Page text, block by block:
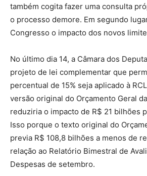
também cogita fazer uma consulta
o processo demore. Em segundo
Congresso o impacto dos novos
No último dia 14, a Câmara dos
projeto de lei complementar que
percentual de 15% seja aplicado à
versão original do Orçamento Geral
reduziria o impacto de R$ 21 bilhões
Isso porque o texto original do
previa R$ 108,8 bilhões a menos de
relação ao Relatório Bimestral de
Despesas de setembro.